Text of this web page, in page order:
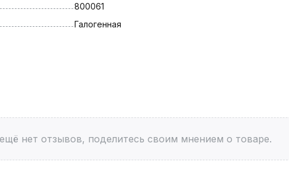
800061
Галогенная
нет отзывов, поделитесь своим мнением о товаре.